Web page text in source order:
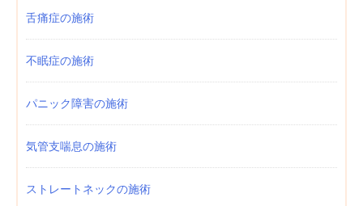
舌痛症の施術
不眠症の施術
パニック障害の施術
気管支喘息の施術
ストレートネックの施術